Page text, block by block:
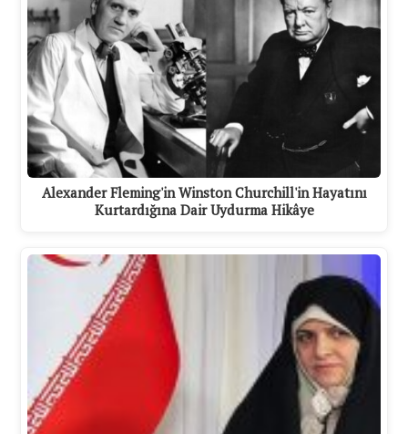
Alexander Fleming'in Winston Churchill'in Hayatını
Kurtardığına Dair Uydurma Hikâye